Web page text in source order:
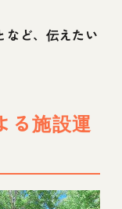
など、伝えたい
る施設運